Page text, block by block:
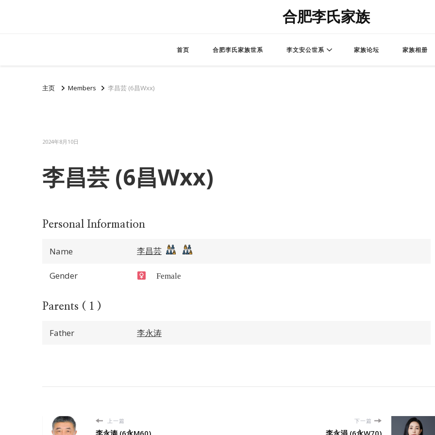
合肥李氏家族
首页 合肥李氏家族世系 李文安公世系 家族论坛 家族相册
主页 Members 李昌芸 (6昌Wxx)
2024年8月10日
李昌芸 (6昌Wxx)
Personal Information
Name 李昌芸
Gender Female
Parents ( 1 )
Father 李永涛
上一篇
李永涛 (6永M60)
下一篇
李永涓 (6永W70)